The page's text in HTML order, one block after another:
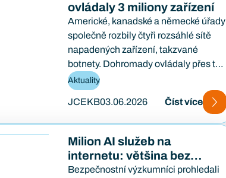
ovládaly 3 miliony zařízení
Americké, kanadské a německé úřady
společně rozbily čtyři rozsáhlé sítě
napadených zařízení, takzvané
botnety. Dohromady ovládaly přes tři
miliony routerů, webových kamer a
dalších chytrých…
Aktuality
JCEKB03.06.2026 Číst více
Milion AI služeb na
internetu: většina bez
hesla, přístupná komukoli
Bezpečnostní výzkumníci prohledali